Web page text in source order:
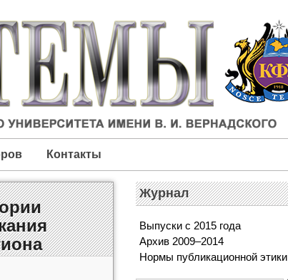
Контакты
Журнал
Выпуски с 2015 года
Архив 2009–2014
Нормы публикационной этики